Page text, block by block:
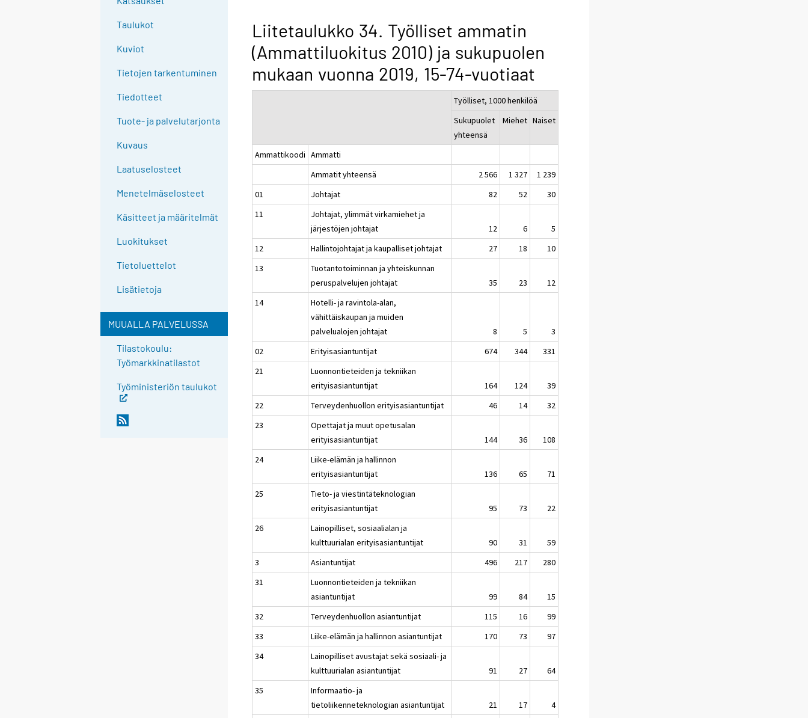
Taulukot
Kuviot
Tietojen tarkentuminen
Tiedotteet
Tuote- ja palvelutarjonta
Kuvaus
Laatuselosteet
Menetelmäselosteet
Käsitteet ja määritelmät
Luokitukset
Tietoluettelot
Lisätietoja
MUUALLA PALVELUSSA
Tilastokoulu:
Työmarkkinatilastot
Työministeriön taulukot
Liitetaulukko 34. Työlliset ammatin
(Ammattiluokitus 2010) ja sukupuolen
mukaan vuonna 2019, 15-74-vuotiaat
Työlliset, 1000 henkilöä
Sukupuolet
yhteensä
Miehet Naiset
Ammattikoodi Ammatti
Ammatit yhteensä
2 566 1 327
1 239
01
Johtajat 82 52
30
11
Johtajat, ylimmät virkamiehet ja
järjestöjen johtajat
12 6
5
12
Hallintojohtajat ja kaupalliset johtajat 27 18
10
13
Tuotantotoiminnan ja yhteiskunnan
peruspalvelujen johtajat
35 23
12
14
Hotelli- ja ravintola-alan,
vähittäiskaupan ja muiden
palvelualojen johtajat
8 5
3
02
Erityisasiantuntijat 674 344
331
21
Luonnontieteiden ja tekniikan
erityisasiantuntijat
164 124
39
22
Terveydenhuollon erityisasiantuntijat 46 14
32
23
Opettajat ja muut opetusalan
erityisasiantuntijat
144 36
108
24
Liike-elämän ja hallinnon
erityisasiantuntijat
136 65
71
25
Tieto- ja viestintäteknologian
erityisasiantuntijat
95 73
22
26
Lainopilliset, sosiaalialan ja
kulttuurialan erityisasiantuntijat
90 31
59
3
Asiantuntijat 496 217
280
31
Luonnontieteiden ja tekniikan
asiantuntijat
99 84
15
32
Terveydenhuollon asiantuntijat 115 16
99
33
Liike-elämän ja hallinnon asiantuntijat 170 73
97
34
Lainopilliset avustajat sekä sosiaali- ja
kulttuurialan asiantuntijat
91 27
64
35
Informaatio- ja
tietoliikenneteknologian asiantuntijat
21 17
4